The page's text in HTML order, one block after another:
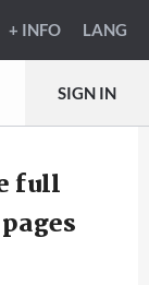
+ INFO LANG
SIGN IN
full